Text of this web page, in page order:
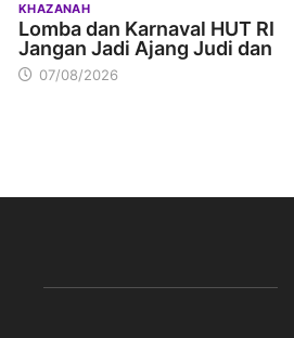
KHAZANAH
Lomba dan Karnaval HUT RI
Jangan Jadi Ajang Judi dan
07/08/2026